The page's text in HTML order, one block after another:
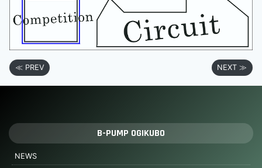
≪ PREV NEXT ≫
B-PUMP OGIKUBO
NEWS